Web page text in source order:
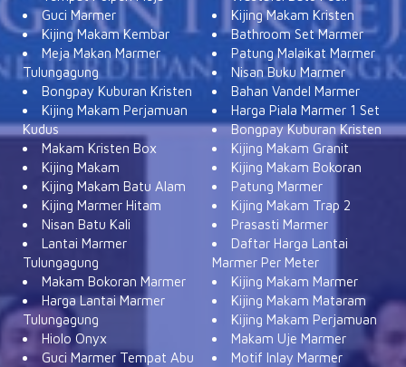
Guci Marmer
Kijing Makam Kembar
Meja Makan Marmer
Tulungagung
Bongpay Kuburan Kristen
Kijing Makam Perjamuan
Kudus
Makam Kristen Box
Kijing Makam
Kijing Makam Batu Alam
Kijing Marmer Hitam
Nisan Batu Kali
Lantai Marmer
Tulungagung
Makam Bokoran Marmer
Harga Lantai Marmer
Tulungagung
Hiolo Onyx
Guci Marmer Tempat Abu
Kijing Makam Kristen
Bathroom Set Marmer
Patung Malaikat Marmer
Nisan Buku Marmer
Bahan Vandel Marmer
Harga Piala Marmer 1 Set
Bongpay Kuburan Kristen
Kijing Makam Granit
Kijing Makam Bokoran
Patung Marmer
Kijing Makam Trap 2
Prasasti Marmer
Daftar Harga Lantai
Marmer Per Meter
Kijing Makam Marmer
Kijing Makam Mataram
Kijing Makam Perjamuan
Makam Uje Marmer
Motif Inlay Marmer